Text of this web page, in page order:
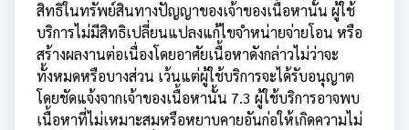
สิทธิในทรัพย์สินทางปัญญาของเจ้าของเนื้อหานั้น ผู้ใช้
บริการไม่มีสิทธิเปลี่ยนแปลงแก้ไขจำหน่ายจ่ายโอน หรือ
สร้างผลงานต่อเนื่องโดยอาศัยเนื้อหาดังกล่าวไม่ว่าจะ
ทั้งหมดหรือบางส่วน เว้นแต่ผู้ใช้บริการจะได้รับอนุญาต
โดยชัดแจ้งจากเจ้าของเนื้อหานั้น 7.3 ผู้ใช้บริการอาจพบ
เนื้อหาที่ไม่เหมาะสมหรือหยาบคายอันก่อให้เกิดความไม่